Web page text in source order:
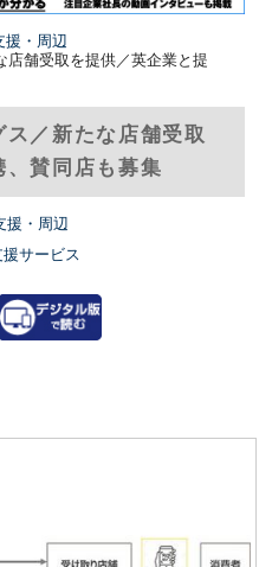
援・周辺
店舗受取を提供／英企業と提
／新たな店舗受取
、賛同店も募集
援・周辺
援サービス